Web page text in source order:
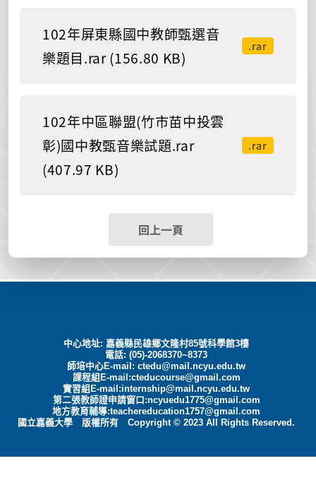
102年屏東縣國中教師甄選音
樂題目.rar (156.80 KB)
.rar
102年中區聯盟(竹市苗中投雲
彰)國中教甄音樂試題.rar
(407.97 KB)
.rar
回上一頁
中心地址: 嘉義縣民雄鄉文隆村85號科學館3樓
電話: (05)-2068370~8373
師培中心E-mail:ctedu@mail.ncyu.edu.tw
課程組E-mail:cteducourse@gmail.com
實習組E-mail:internship@mail.ncyu.edu.tw
第二張教師證申請窗口:ncyuedu1775@gmail.com
地方教育輔導:teachereducation1757@gmail.com
國立嘉義大學 版權所有 Copyright © 2023 All Rights Reserved.